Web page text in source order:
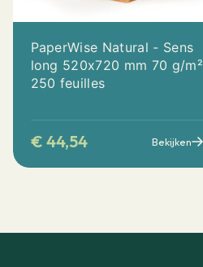
PaperWise Natural - Sens
long 520x720 mm 70 g/m²
250 feuilles
€ 44,54 Bekijken